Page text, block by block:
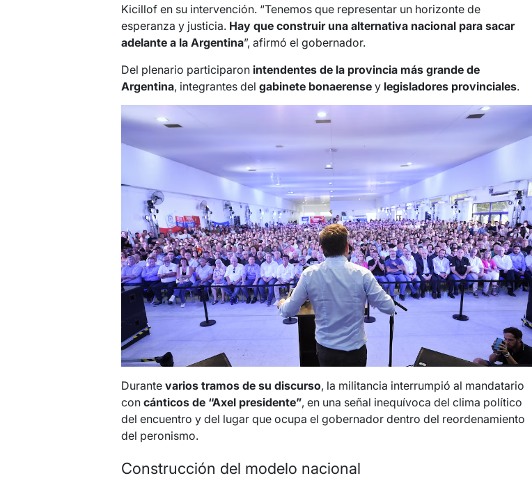
Kicillof en su intervención. “Tenemos que representar un horizonte de
esperanza y justicia. Hay que construir una alternativa nacional para sacar
adelante a la Argentina”, afirmó el gobernador.
Del plenario participaron intendentes de la provincia más grande de
Argentina, integrantes del gabinete bonaerense y legisladores provinciales.
Durante varios tramos de su discurso, la militancia interrumpió al mandatario
con cánticos de “Axel presidente”, en una señal inequívoca del clima político
del encuentro y del lugar que ocupa el gobernador dentro del reordenamiento
del peronismo.
Construcción del modelo nacional